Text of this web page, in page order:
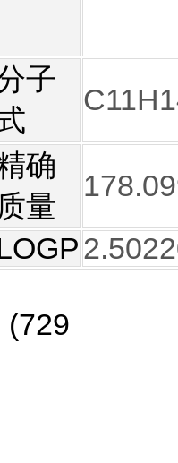
子
确
质量
(729